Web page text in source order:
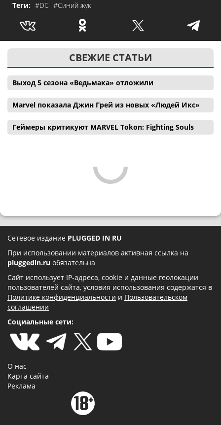
Теги: #DC #Синий жук
СВЕЖИЕ СТАТЬИ
Выход 5 сезона «Ведьмака» отложили
Marvel показала Джин Грей из новых «Людей Икс»
Геймеры критикуют MARVEL Tokon: Fighting Souls
Сетевое издание PLUGGED IN RU
При использовании материалов активная ссылка на
pluggedin.ru обязательна
Сайт использует IP-адреса, cookie и данные геолокации
пользователей сайта, условия использования содержатся в
Политике конфиденциальности и Пользовательском
соглашении
Социальные сети:
О нас
Карта сайта
Реклама